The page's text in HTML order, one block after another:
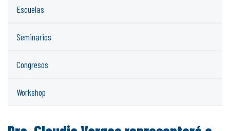
Escuelas
Seminarios
Congresos
Workshop